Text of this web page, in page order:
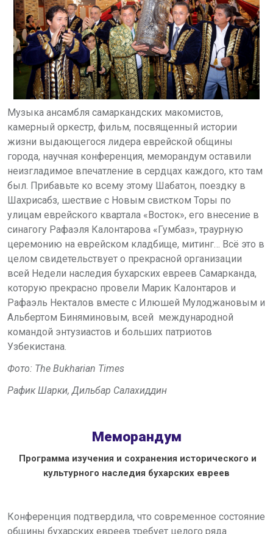
Музыка ансамбля самаркандских макомистов,
камерный оркестр, фильм, посвященный истории
жизни выдающегося лидера еврейской общины
города, научная конференция, меморандум оставили
неизгладимое впечатление в сердцах каждого, кто там
был. Прибавьте ко всему этому Шабатон, поездку в
Шахрисабз, шествие с Новым свистком Торы по
улицам еврейского квартала «Восток», его внесение в
синагогу Рафаэля Калонтарова «Гумбаз», траурную
церемонию на еврейском кладбище, митинг… Всё это в
целом свидетельствует о прекрасной организации
всей Недели наследия бухарских евреев Самарканда,
которую прекрасно провели Марик Калонтаров и
Рафаэль Некталов вместе с Илюшей Мулоджановым и
Альбертом Биняминовым, всей международной
командой энтузиастов и больших патриотов
Узбекистана.
Фото: The Bukharian Times
Рафик Шарки, Дильбар Салахиддин
Меморандум
Программа изучения и сохранения исторического и
культурного наследия бухарских евреев
Конференция подтвердила, что современное состояние
общины бухарских евреев требует целого ряда